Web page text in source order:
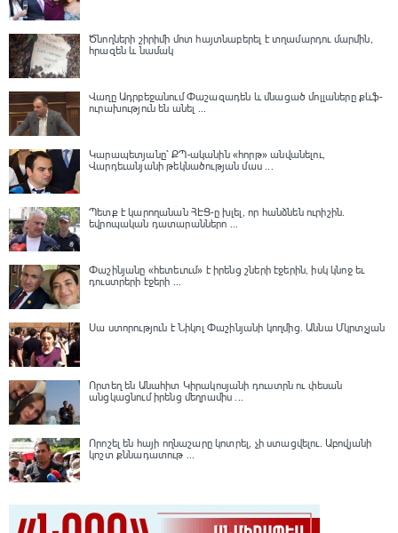
Ծնողների շիրիմի մոտ հայտնաբերել է տղամարդու մարմին,
հրազեն և նամակ
Վաղը Ադրբեջանում Փաշազադեն և մնացած մոլլաները քևֆ-
ուրախություն են անել ...
Կարապետյանը՝ ՔՊ-ականին «հորթ» անվանելու,
Վարդեւանյանի թեկնածության մաս ...
Պետք է կարողանան ՀԷՑ-ը խլել, որ հանձնեն ուրիշին.
եվրոպական դատարաններո ...
Փաշինյանը «հետեւում» է իրենց շների էջերին, իսկ կնոջ եւ
դուստրերի էջերի ...
Սա ստորություն է Նիկոլ Փաշինյանի կողմից․ Աննա Մկրտչյան
Որտեղ են Անահիտ Կիրակոսյանի դուստրն ու փեսան
անցկացնում իրենց մեղրամիս ...
Որոշել են հայի ողնաշարը կոտրել, չի ստացվելու․ Աբովյանի
կոշտ քննադատութ ...